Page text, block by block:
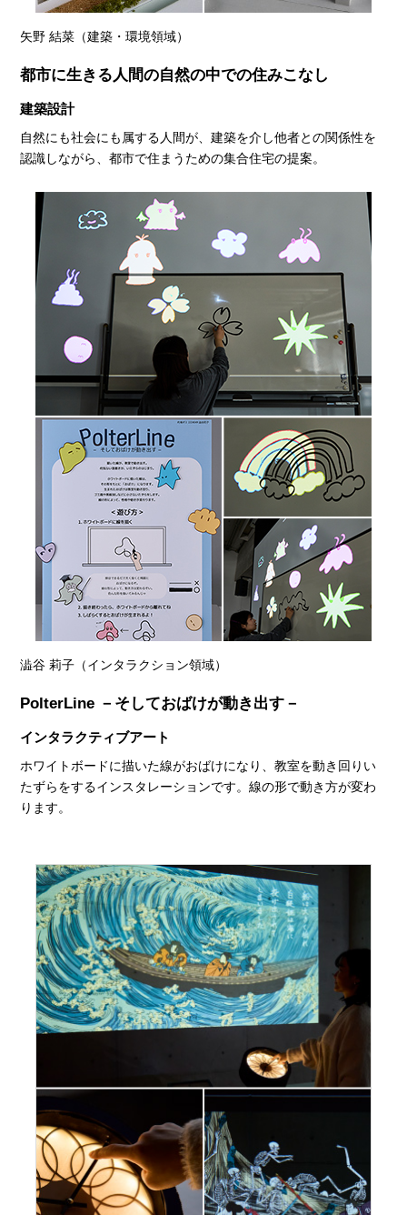
矢野 結菜（建築・環境領域）
都市に生きる人間の自然の中での住みこなし
建築設計
自然にも社会にも属する人間が、建築を介し他者との関係性を
認識しながら、都市で住まうための集合住宅の提案。
澁谷 莉子（インタラクション領域）
PolterLine －そしておばけが動き出す－
インタラクティブアート
ホワイトボードに描いた線がおばけになり、教室を動き回りい
たずらをするインスタレーションです。線の形で動き方が変わ
ります。